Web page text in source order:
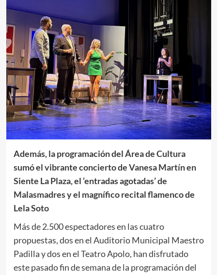
Además, la programación del Área de Cultura
sumó el vibrante concierto de Vanesa Martín en
Siente La Plaza, el ‘entradas agotadas’ de
Malasmadres y el magnífico recital flamenco de
Lela Soto
Más de 2.500 espectadores en las cuatro
propuestas, dos en el Auditorio Municipal Maestro
Padilla y dos en el Teatro Apolo, han disfrutado
este pasado fin de semana de la programación del